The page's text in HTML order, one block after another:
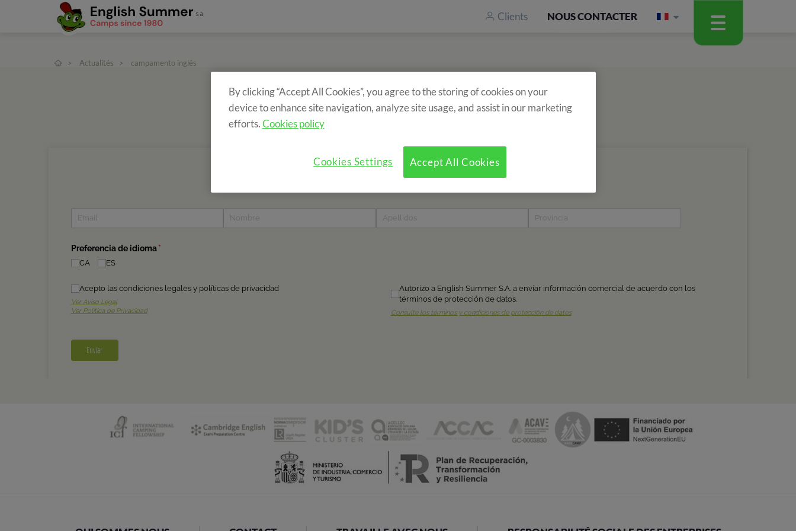
Clients NOUS CONTACTER
> Actualités > campamento inglés
Inscrivez-vous à notre newsletter
Vous souhaitez recevoir des informations sur nos séjours ?
By clicking “Accept All Cookies”, you agree to the storing of cookies on your
device to enhance site navigation, analyze site usage, and assist in our marketing
efforts.Cookies policy
Accept All Cookies
Cookies Settings